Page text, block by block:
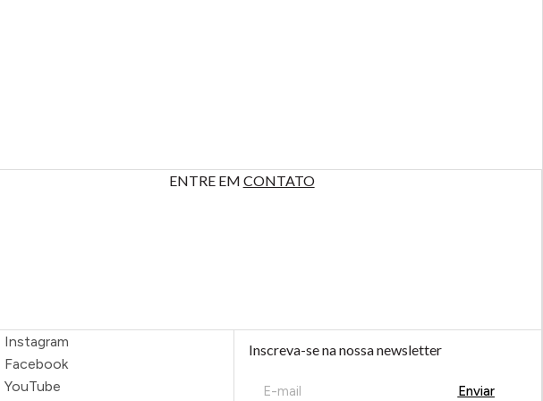
ENTRE EM CONTATO
Instagram
Facebook
YouTube
Inscreva-se na nossa newsletter
Enviar